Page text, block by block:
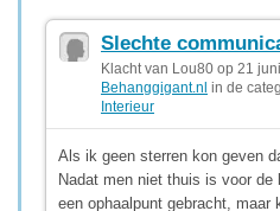
Slechte
Klacht van Lou80 op 21
Behanggigant.nl in de
Interieur
Als ik geen sterren kon geven
Nadat men niet thuis is voor de
een ophaalpunt gebracht, maar